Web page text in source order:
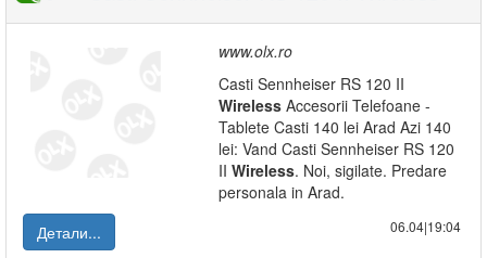
www.olx.ro
Casti Sennheiser RS 120 II
Wireless Accesorii Telefoane -
Tablete Casti 140 lei Arad Azi 140
lei: Vand Casti Sennheiser RS 120
II Wireless. Noi, sigilate. Predare
personala in Arad.
Детали...
06.04|19:04